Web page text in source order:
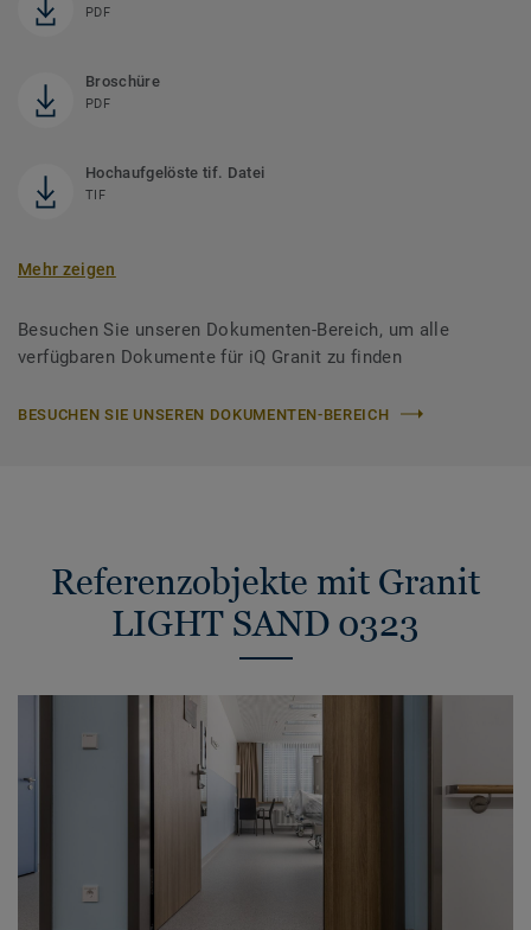
PDF
Broschüre
PDF
Hochaufgelöste tif. Datei
TIF
Mehr zeigen
Besuchen Sie unseren Dokumenten-Bereich, um alle
verfügbaren Dokumente für iQ Granit zu finden
BESUCHEN SIE UNSEREN DOKUMENTEN-BEREICH
Referenzobjekte mit Granit
LIGHT SAND 0323